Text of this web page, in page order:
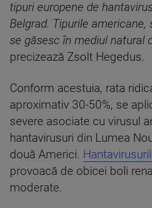
tipuri europene de
Belgrad. Tipurile
se găsesc în mediul natural
precizează Zsolt Hegedus.
Conform acestuia, rata
aproximativ 30-50%, se
severe asociate cu virusul
hantavirusuri din Lumea
două Americi.
provoacă de obicei boli
moderate.